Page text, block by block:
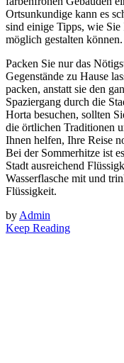
Ortsunkundige kann es
sind einige Tipps, wie Sie
möglich gestalten können.
Packen Sie nur das
Gegenstände zu Hause
packen, anstatt sie den
Spaziergang durch die
Horta besuchen, sollten
die örtlichen Traditionen
Ihnen helfen, Ihre Reise
Bei der Sommerhitze ist
Stadt ausreichend
Wasserflasche mit und
Flüssigkeit.
by Admin
Keep Reading